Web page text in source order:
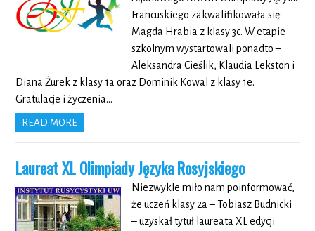
Francuskiego zakwalifikowała się:
Magda Hrabia z klasy 3c. W etapie
szkolnym wystartowali ponadto –
Aleksandra Cieślik, Klaudia Lekston i
Diana Żurek z klasy 1a oraz Dominik Kowal z klasy 1e.
Gratulacje i życzenia…
READ MORE
Laureat XL Olimpiady Języka Rosyjskiego
Niezwykle miło nam poinformować,
że uczeń klasy 2a – Tobiasz Budnicki
– uzyskał tytuł laureata XL edycji